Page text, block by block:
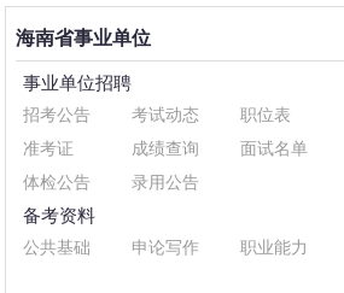
海南省事业单位
事业单位招聘
招考公告 考试动态 职位表
准考证
成绩查询 面试名单
体检公告
录用公告
备考资料
公共基础 申论写作 职业能力